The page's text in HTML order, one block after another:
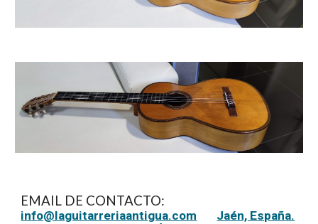
EMAIL DE CONTACTO:
info@laguitarreriaantigua.com
Jaén, España.